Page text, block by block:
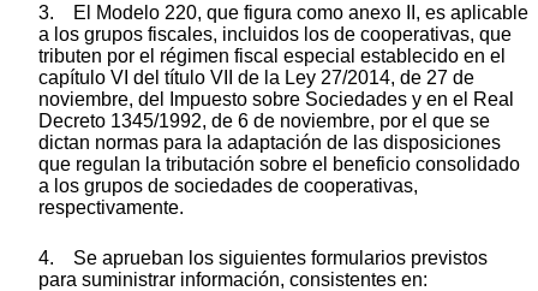
3. El Modelo 220, que figura como anexo II, es aplicable
a los grupos fiscales, incluidos los de cooperativas, que
tributen por el régimen fiscal especial establecido en el
capítulo VI del título VII de la Ley 27/2014, de 27 de
noviembre, del Impuesto sobre Sociedades y en el Real
Decreto 1345/1992, de 6 de noviembre, por el que se
dictan normas para la adaptación de las disposiciones
que regulan la tributación sobre el beneficio consolidado
a los grupos de sociedades de cooperativas,
respectivamente.
4. Se aprueban los siguientes formularios previstos
para suministrar información, consistentes en: